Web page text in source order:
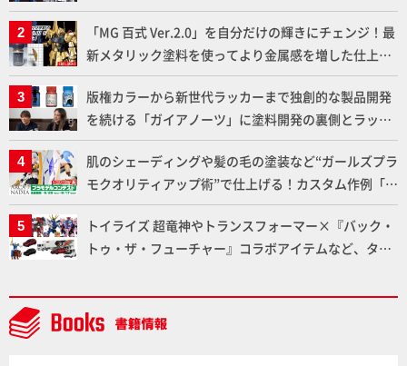
下ろしでご紹介!!さらに「大鉄人17」＆「ワンエイ
ト」セット情報もお届け！【超合金の魂】
「MG 百式 Ver.2.0」を自分だけの輝きにチェンジ！最
新メタリック塗料を使ってより金属感を増した仕上が
りに!!【試し読み】
版権カラーから新世代ラッカーまで独創的な製品開発
を続ける「ガイアノーツ」に塗料開発の裏側とラッカ
ー塗料の未来についてインタビュー！
肌のシェーディングや髪の毛の塗装など“ガールズプラ
モクオリティアップ術”で仕上げる！カスタム作例「白
騎士ソフィエラ」が完成！【「アルカナディアプラモ
デルコンテスト」～8月17日（月）11:59まで応募受付
中】
トイライズ 超竜神やトランスフォーマー×『バック・
トゥ・ザ・フューチャー』コラボアイテムなど、タカ
NEWITEM】